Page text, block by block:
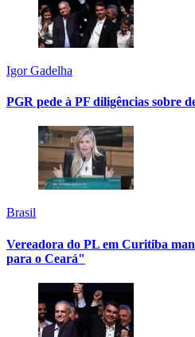
Igor Gadelha
PGR pede à PF diligências sobre
Brasil
Vereadora do PL em Curitiba
para o Ceará"